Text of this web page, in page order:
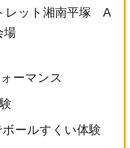
レット湘南平塚 A
場
ーマンス
ールすくい体験